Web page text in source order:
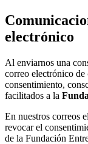
electrónico
Al enviarnos una
correo electrónico de
consentimiento,
facilitados a la
En nuestros correos
revocar el
de la Fundación